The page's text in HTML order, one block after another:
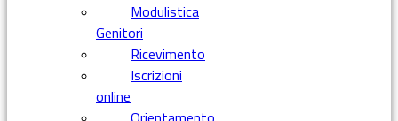
Modulistica
Genitori
Ricevimento
Iscrizioni
online